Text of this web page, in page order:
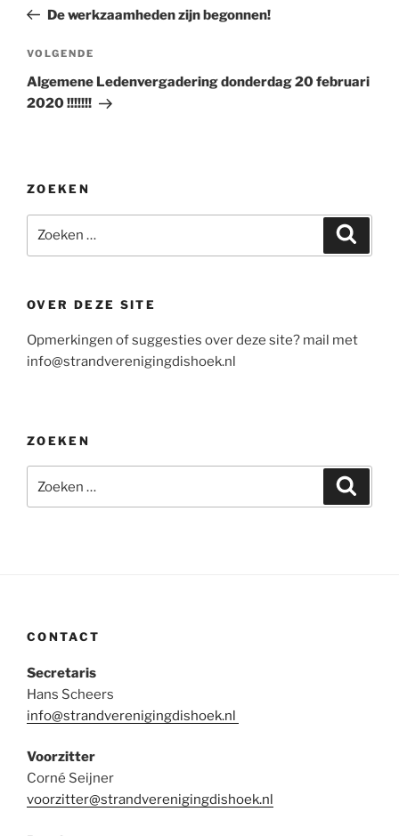
bericht
De werkzaamheden zijn begonnen!
Volgend
bericht
VOLGENDE
Algemene Ledenvergadering donderdag 20 februari
2020 !!!!!!!
ZOEKEN
naar:
OVER DEZE SITE
Opmerkingen of suggesties over deze site? mail met
info@strandverenigingdishoek.nl
ZOEKEN
naar:
CONTACT
Secretaris
Hans Scheers
info@strandverenigingdishoek.nl
Voorzitter
Corné Seijner
voorzitter@strandverenigingdishoek.nl